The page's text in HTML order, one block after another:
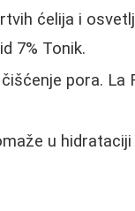
ćelija i
7% Tonik.
pora.
u